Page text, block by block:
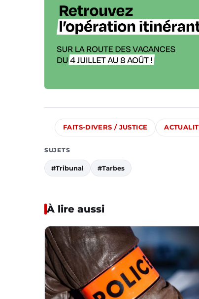
FAITS-DIVERS / JUSTICE
SUJETS
#Tribunal #Tarbes
À lire aussi